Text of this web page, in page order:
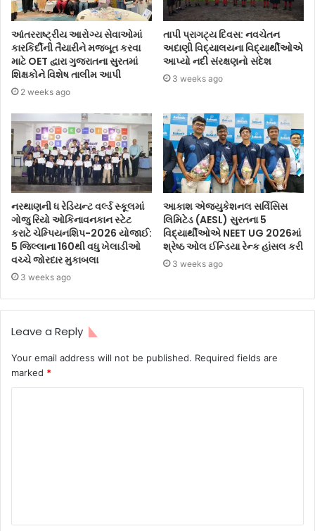
આંતરરાષ્ટ્રીય આરોગ્ય સેવાઓમાં
કારકિર્દીની તૈયારીને મજબૂત કરવા
માટે OET દ્વારા ગુજરાતના સુરતમાં
શિક્ષકોને વિશેષ તાલીમ આપી
2 weeks ago
તાપી પ્રાગટ્ય દિવસ: નવચેતન
અદાણી વિદ્યાલયના વિદ્યાર્થીઓએ
આપ્યો નદી સંરક્ષણનો સંદેશ
3 weeks ago
નરથાણની ધ રેડિયન્ટ વર્લ્ડ સ્કૂલમાં
ગોજુ રિયો ઓકિનાવનકાન સ્ટેટ
કરાટે ચેમ્પિયનશિપ-2026 યોજાઈ:
5 જિલ્લાના 160થી વધુ ખેલાડીઓ
વચ્ચે જોરદાર મુકાબલા
3 weeks ago
આકાશ એજ્યુકેશનલ સર્વિસિસ
લિમિટેડ (AESL) સુરતના 5
વિદ્યાર્થીઓએ NEET UG 2026માં
શ્રેષ્ઠ ઓલ ઈન્ડિયા રેન્ક હાંસલ કરી
3 weeks ago
Leave a Reply
Your email address will not be published. Required fields are
marked *